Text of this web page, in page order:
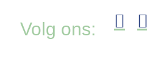
Volg ons: